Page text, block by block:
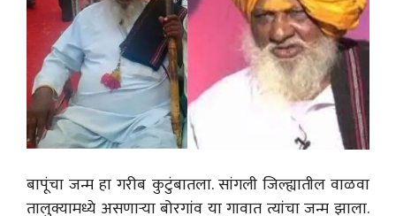
बापूंचा जन्म हा गरीब कुटुंबातला. सांगली जिल्ह्यातील वाळवा
तालुक्यामध्ये असणाऱ्या बोरगांव या गावात त्यांचा जन्म झाला.